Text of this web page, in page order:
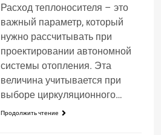
Расход теплоносителя – это
важный параметр, который
нужно рассчитывать при
проектировании автономной
системы отопления. Эта
величина учитывается при
выборе циркуляционного…
Продолжить чтение